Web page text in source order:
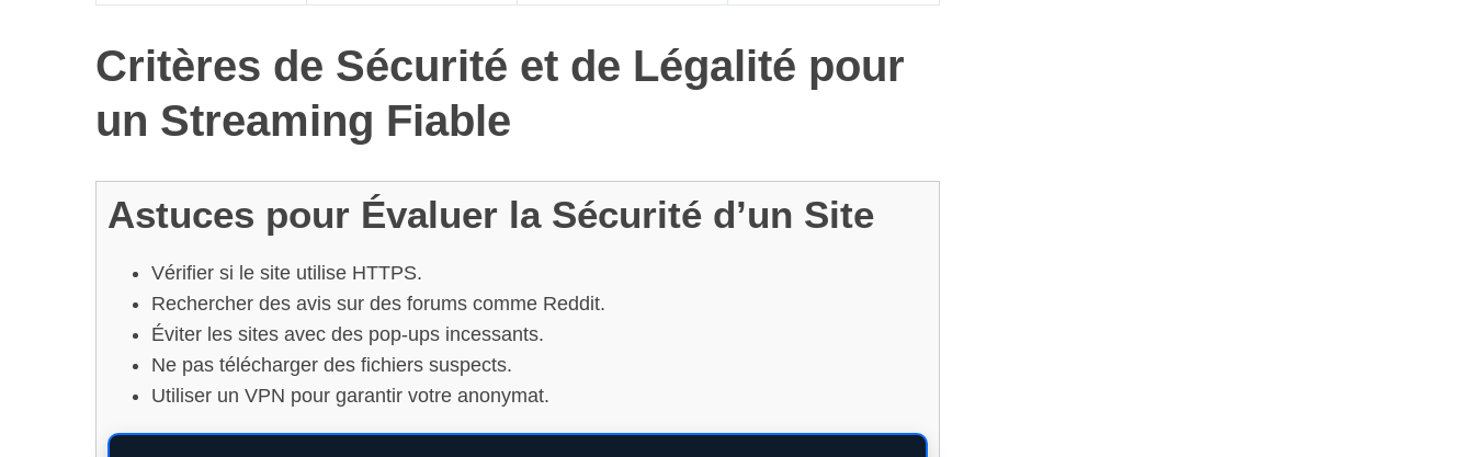
Critères de Sécurité et de Légalité pour
un Streaming Fiable
Astuces pour Évaluer la Sécurité d’un Site
Vérifier si le site utilise HTTPS.
Rechercher des avis sur des forums comme Reddit.
Éviter les sites avec des pop-ups incessants.
Ne pas télécharger des fichiers suspects.
Utiliser un VPN pour garantir votre anonymat.